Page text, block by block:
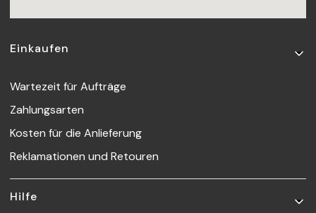
Fußzeilenmenü
Einkaufen
Wartezeit für Aufträge
Zahlungsarten
Kosten für die Anlieferung
Reklamationen und Retouren
Hilfe